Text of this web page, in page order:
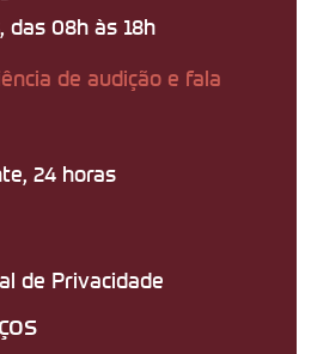
das 08h às 18h
de audição e fala
24 horas
de Privacidade